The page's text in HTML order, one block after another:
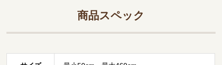
商品スペック